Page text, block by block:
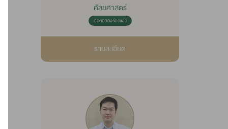
ศัลยศาสตร์
ศัลยศาสตร์ตกแต่ง
รายละเอียด